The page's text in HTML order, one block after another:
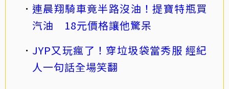
連晨翔騎車竟半路沒油！提寶特瓶買
汽油 18元價格讓他驚呆
JYP又玩瘋了！穿垃圾袋當秀服 經紀
人一句話全場笑翻